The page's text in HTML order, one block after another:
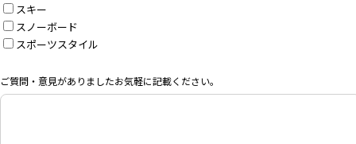
スキー
スノーボード
スポーツスタイル
ご質問・意見がありましたお気軽に記載ください。